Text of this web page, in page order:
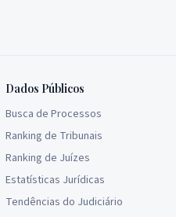
Dados Públicos
Busca de Processos
Ranking de Tribunais
Ranking de Juízes
Estatísticas Jurídicas
Tendências do Judiciário